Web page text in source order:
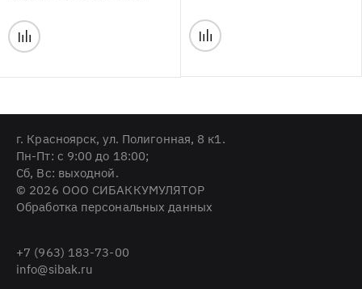
г. Красноярск, ул. Полигонная, 8 к1.
Пн-Пт: с 9:00 до 18:00;
Cб, Вс: выходной.
© 2026 ООО СИБАККУМУЛЯТОР
Обработка персональных данных
+7 (963) 183-73-00
info@sibak.ru